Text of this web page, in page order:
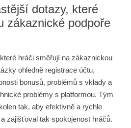
dotazy, které
zákaznické podpoře
hráči směřují na zákaznickou
ohledně registrace účtu,
bonusů, problémů s vklady a
problémy s platformou. Tým
tak, aby efektivně a rychle
zajišťoval tak spokojenost hráčů.